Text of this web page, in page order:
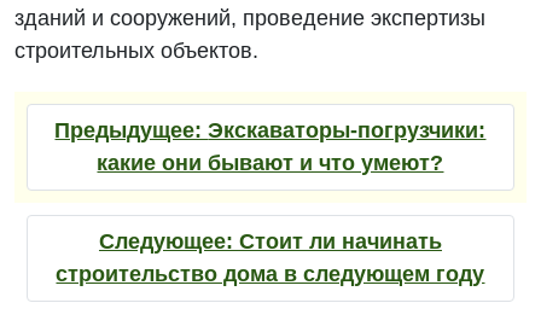
зданий и сооружений, проведение экспертизы
строительных объектов.
Предыдущее:Экскаваторы-погрузчики:
какие они бывают и что умеют?
Следующее: Стоит ли начинать
строительство дома в следующем году